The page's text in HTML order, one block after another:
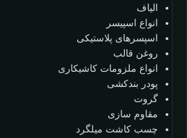
الیاف
انواع اسپیسر
اسپسرهای پلاستیکی
روغن قالب
انواع ملزومات کاشیکاری
پودر بندکشی
گروت
مقاوم سازی
چسب کاشت میلگرد